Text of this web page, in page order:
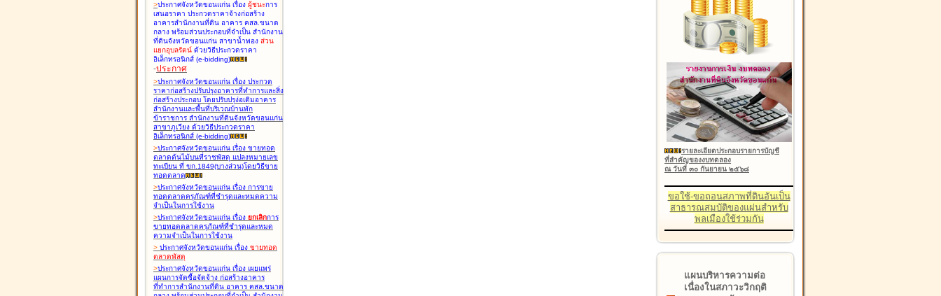
>ประกาศจังหวัดขอนแก่น เรื่อง ผู้ชนะการ
เสนอราคา ประกวดราคาจ้างก่อสร้าง
อาคารสำนักงานที่ดิน อาคาร คสล.ขนาด
กลาง พร้อมส่วนประกอบที่จำเป็น สำนักงาน
ที่ดินจังหวัดขอนแก่น สาขาน้ำพอง ส่วน
แยกอุบลรัตน์ ด้วยวิธีประกวดราคา
อิเล็กทรอนิกส์ (e-bidding)
-ประกาศ
>ประกาศจังหวัดขอนแก่น เรื่อง ประกวด
ราคาก่อสร้างปรับปรุงอาคารที่ทำการและสิ่ง
ก่อสร้างประกอบ โดยปรับปรุง่อเติมอาคาร
สำนักงานและพื้นที่บริเวณบ้านพัก
ข้าราชการ สำนักงานที่ดินจังหวัดขอนแก่น
สาขาภูเวียง ด้วยวิธีประกวดราคา
อิเล็กทรอนิกส์ (e-bidding)
>ประกาศจังหวัดขอนแก่น เรื่อง ขายทอด
ตลาดต้นไม้บนที่ราชพัสดุ แปลงหมายเลข
ทะเบียน ที่ ขก.1849(บางส่วน)โดยวิธีขาย
ทอดตลาด
>ประกาศจังหวัดขอนแก่น เรื่อง การขาย
ทอดตลาดครุภัณฑ์ที่ชำรุดและหมดความ
จำเป็นในการใช้งาน
>ประกาศจังหวัดขอนแก่น เรื่อง ยกเลิกการ
ขายทอดตลาดครุภัณฑ์ที่ชำรุดและหมด
ความจำเป็นในการใช้งาน
> ประกาศจังหวัดขอนแก่น เรื่อง ขายทอด
ตลาดพัสดุ
>ประกาศจังหวัดขอนแก่น เรื่อง เผยแพร่
แผนการจัดซื้อจัดจ้าง ก่อสร้างอาคาร
ที่ทำการสำนักงานที่ดิน อาคาร คสล.ขนาด
รายละเอียดประกอบรายการบัญชี
ที่สำคัญของงบทดลอง
ณ วันที่ ๓๐ กันยายน ๒๕๖๘
ขอใช้-ขอถอนสภาพที่ดินอันเป็น
สาธารณสมบัติของแผ่นสำหรับ
พลเมืองใช้ร่วมกัน
แผนบริหารความต่อ
เนื่องในสภาวะวิกฤติ